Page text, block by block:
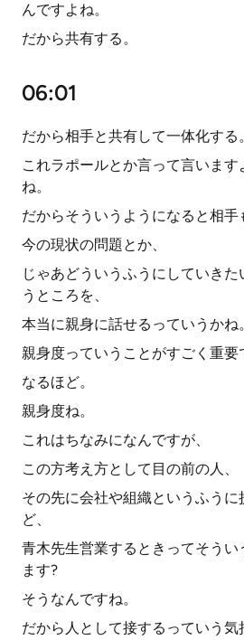
んですよね。
だから共有する。
06:01
だから相手と共有して一体化する。
これラポールとか言って言いま
ね。
だからそういうようになると相手
今の現状の問題とか、
じゃあどういうふうにしていき
うところを、
本当に親身に話せるっていうかね。
親身度っていうことがすごく重要
なるほど。
親身度ね。
これはちなみになんですが、
この方考え方として目の前の人、
その先に会社や組織というふう
ど、
青木先生営業するときってそうい
ます?
そうなんですね。
だから人として接するっていう気